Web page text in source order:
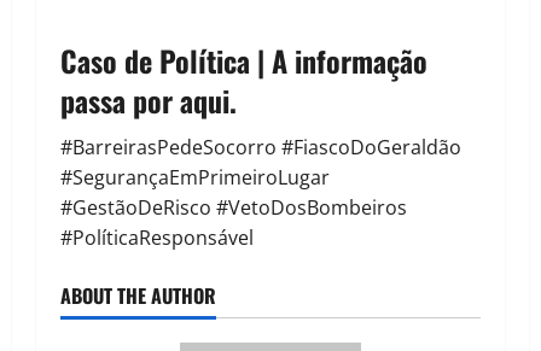
Caso de Política | A informação
passa por aqui.
#BarreirasPedeSocorro #FiascoDoGeraldão
#SegurançaEmPrimeiroLugar
#GestãoDeRisco #VetoDosBombeiros
#PolíticaResponsável
ABOUT THE AUTHOR